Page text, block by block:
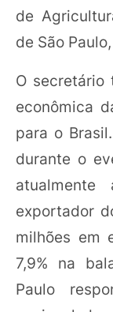
de
de São
O secretário
econômica
para o
durante o
exportador
milhões em
7,9% na
Paulo